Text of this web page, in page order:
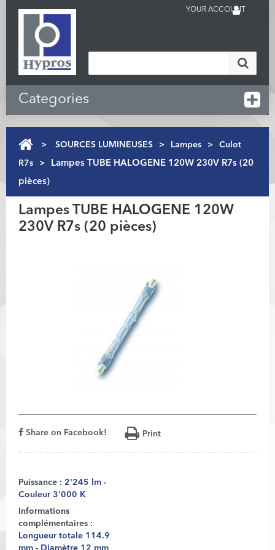
YOUR ACCOUNT
Categories
> SOURCES LUMINEUSES > Lampes > Culot
R7s >
Lampes TUBE HALOGENE 120W 230V R7s (20
pièces)
Lampes TUBE HALOGENE 120W
230V R7s (20 pièces)
Share on Facebook! Print
Puissance : 2'245 lm -
Couleur 3'000 K
Informations
complémentaires :
Longueur totale 114.9
mm - Diamètre 12 mm